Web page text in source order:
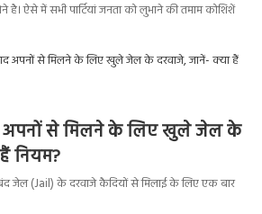
है। ऐसे में सभी पार्टियां जनता को लुभाने की तमाम कोशिशें
अपनों से मिलने के लिए खुले जेल के
नियम?
जेल (Jail) के दरवाजे कैदियों से मिलाई के लिए एक बार